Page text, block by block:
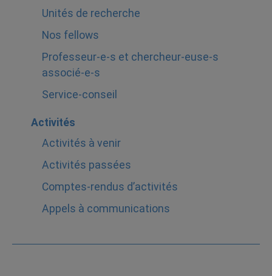
Unités de recherche
Nos fellows
Professeur-e-s et chercheur-euse-s
associé-e-s
Service-conseil
Activités
Activités à venir
Activités passées
Comptes-rendus d’activités
Appels à communications